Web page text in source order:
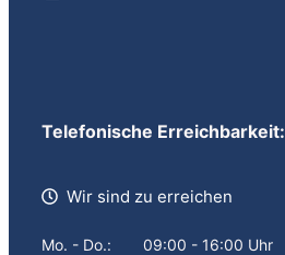
Telefonische Erreichbarkeit:
Wir sind zu erreichen
Mo. - Do.:
09:00 - 16:00 Uhr